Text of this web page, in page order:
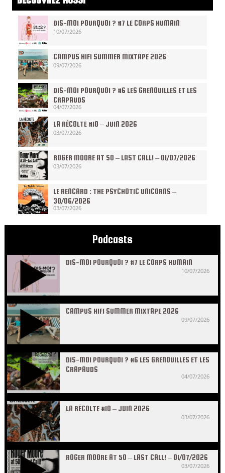
DIS-MOI POURQUOI ? #7 LE CORPS HUMAIN
10/07/2026
CAMPUS HIFI SUMMER MIXTAPE 2026
09/07/2026
DIS-MOI POURQUOI ? #6 LES GRENOUILLES ET LES
CRAPAUDS
04/07/2026
LA RÉCOLTE #10 – JUIN 2026
03/07/2026
ROGER MOORE AT 50 – LAST CALL! – 01/07/2026
03/07/2026
LE RENCARD : THE PSYCHOTIC UNICORNS –
30/06/2026
03/07/2026
Podcasts
DIS-MOI POURQUOI ? #7 LE CORPS HUMAIN
10/07/2026
CAMPUS HIFI SUMMER MIXTAPE 2026
09/07/2026
DIS-MOI POURQUOI ? #6 LES GRENOUILLES ET LES
CRAPAUDS
04/07/2026
LA RÉCOLTE #10 – JUIN 2026
03/07/2026
ROGER MOORE AT 50 – LAST CALL! – 01/07/2026
03/07/2026